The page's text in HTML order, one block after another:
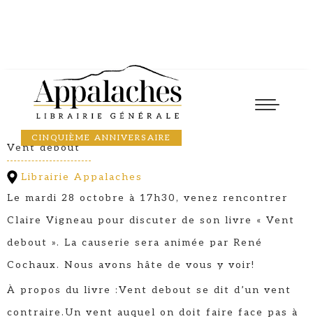
CINQUIÈME ANNIVERSAIRE
Causerie
October 2025 17:30
CLAIRE VIGNEAULT
Vent debout
Librairie Appalaches
Le mardi 28 octobre à 17h30, venez rencontrer
Claire Vigneau pour discuter de son livre « Vent
debout ». La causerie sera animée par René
Cochaux. Nous avons hâte de vous y voir!
À propos du livre :Vent debout se dit d’un vent
contraire.Un vent auquel on doit faire face pas à